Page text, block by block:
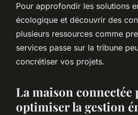
Pour approfondir les solutions
écologique et découvrir des
plusieurs ressources comme
services passe sur la tribune
concrétiser vos projets.
La maison connectée
optimiser la gestion